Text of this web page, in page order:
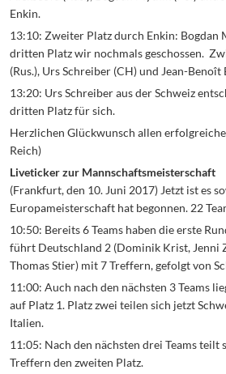
Enkin.
13:10: Zweiter Platz durch Enkin: Bogdan
dritten Platz wir nochmals geschossen.
(Rus.), Urs Schreiber (CH) und Jean-Benoît
13:20: Urs Schreiber aus der Schweiz
dritten Platz für sich.
Herzlichen Glückwunsch allen
Reich)
Liveticker zur Mannschaftsmeisterschaft
(Frankfurt, den 10. Juni 2017) Jetzt ist es
Europameisterschaft hat begonnen. 22
10:50: Bereits 6 Teams haben die erste
führt Deutschland 2 (Dominik Krist, Jenni
Thomas Stier) mit 7 Treffern, gefolgt von
11:00: Auch nach den nächsten 3 Teams
auf Platz 1. Platz zwei teilen sich jetzt
Italien.
11:05: Nach den nächsten drei Teams teilt
Treffern den zweiten Platz.